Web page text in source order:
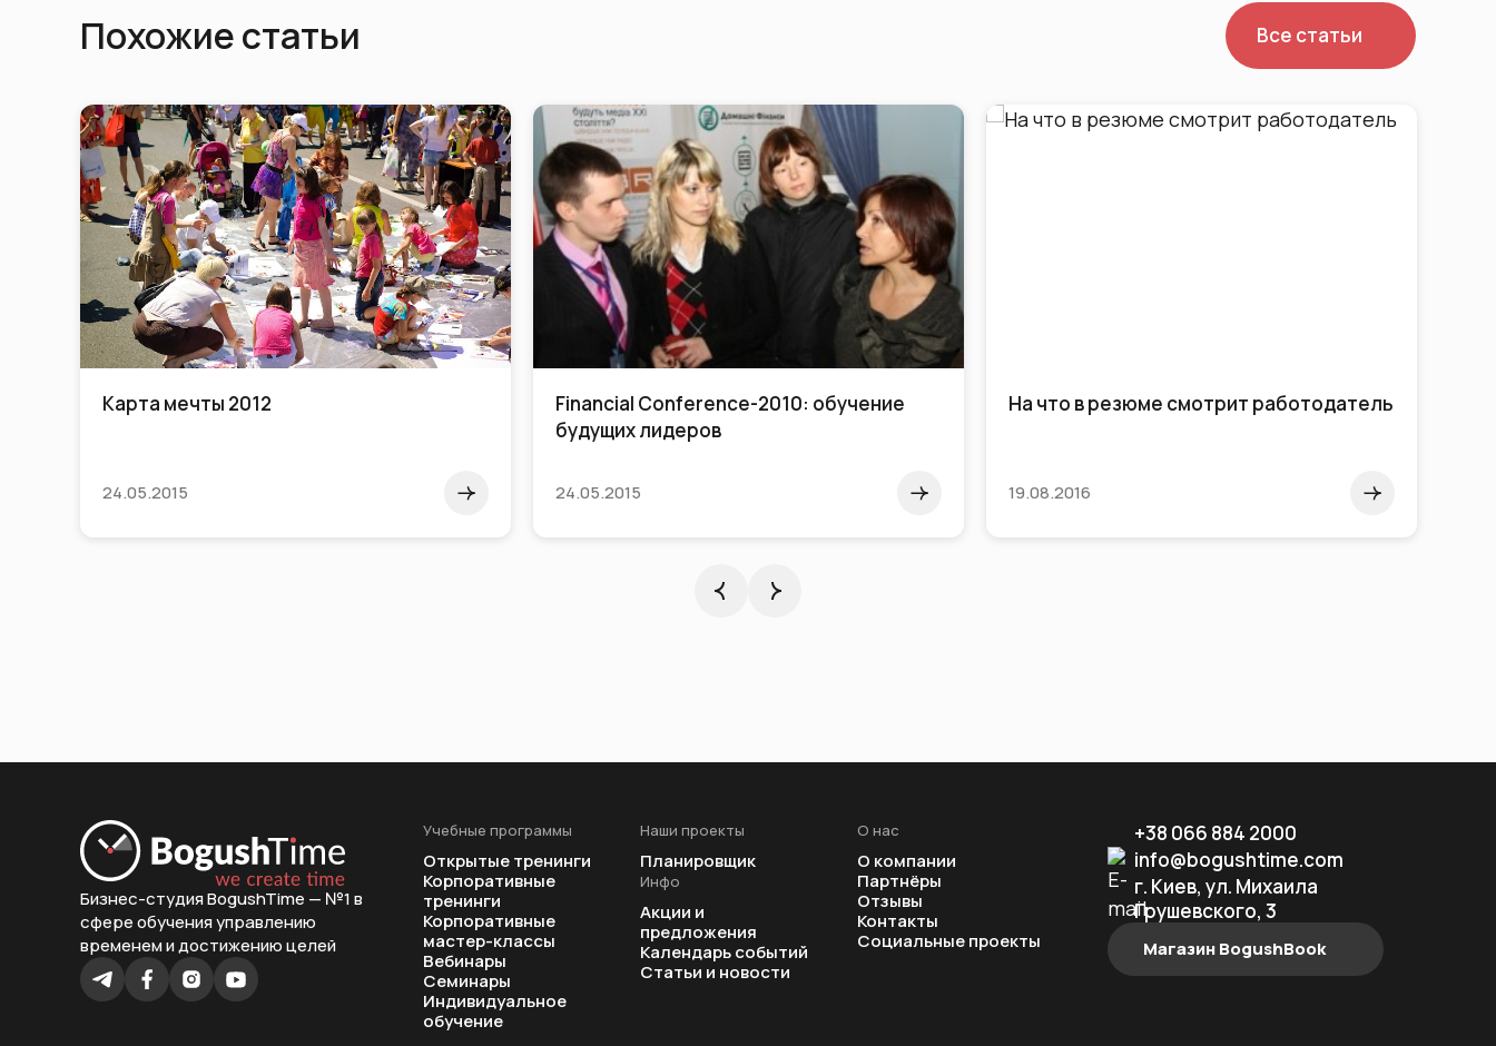
Похожие статьи Все статьи
Карта мечты 2012
24.05.2015
Financial Conference-2010: обучение
будущих лидеров
24.05.2015
На что в резюме смотрит работодатель
19.08.2016
Бизнес-студия BogushTime — №1 в
сфере обучения управлению
временем и достижению целей
Учебные программы
Открытые тренинги
Корпоративные
тренинги
Корпоративные
мастер-классы
Вебинары
Семинары
Индивидуальное
обучение
Наши проекты
Планировщик
Инфо
Акции и
предложения
Календарь событий
Статьи и новости
О нас
О компании
Партнёры
Отзывы
Контакты
Социальные проекты
+38 066 884 2000
info@bogushtime.com
г. Киев, ул. Михаила
Грушевского, 3
Магазин BogushBook